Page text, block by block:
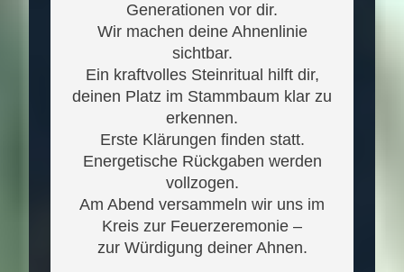
Generationen vor dir.
Wir machen deine Ahnenlinie
sichtbar.
Ein kraftvolles Steinritual hilft dir,
deinen Platz im Stammbaum klar zu
erkennen.
Erste Klärungen finden statt.
Energetische Rückgaben werden
vollzogen.
Am Abend versammeln wir uns im
Kreis zur Feuerzeremonie –
zur Würdigung deiner Ahnen.